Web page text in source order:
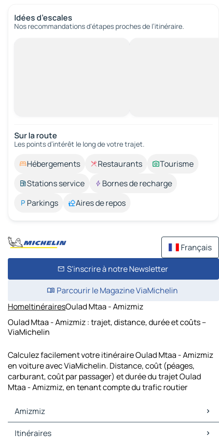
Idées d’escales
Nos recommandations d'étapes proches de l’itinéraire.
Sur la route
Les points d’intérêt le long de votre trajet.
Hébergements Restaurants
Tourisme
Stations service
Bornes de recharge
Parkings
Aires de repos
Français
S'inscrire à notre Newsletter
Parcourir le Magazine ViaMichelin
HomeItinérairesOulad Mtaa - Amizmiz
Oulad Mtaa - Amizmiz : trajet, distance, durée et coûts –
ViaMichelin
Calculez facilement votre itinéraire Oulad Mtaa - Amizmiz
en voiture avec ViaMichelin. Distance, coût (péages,
carburant, coût par passager) et durée du trajet Oulad
Mtaa - Amizmiz, en tenant compte du trafic routier
Amizmiz
Amizmiz Cartes et plans
Itinéraires